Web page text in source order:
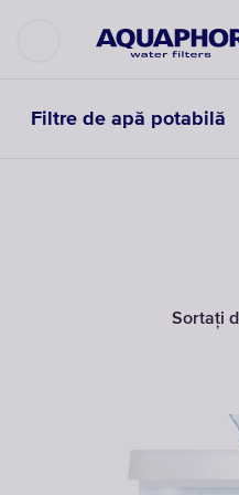
Filtre de apă potabilă
Sortați